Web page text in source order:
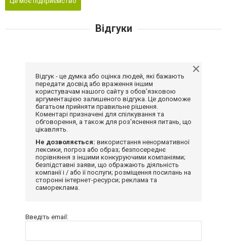
Відгуки
Відгук - це думка або оцінка людей, які бажають
передати досвід або враження іншим
користувачам нашого сайту з обов'язковою
аргументацією залишеного відгука. Це допоможе
багатьом прийняти правильне рішення.
Коментарі призначені для спілкування та
обговорення, а також для роз'яснення питань, що
цікавлять.
Не дозволяється: використання ненормативної
лексики, погроз або образ; безпосереднє
порівняння з іншими конкуруючими компаніями;
безпідставні заяви, що ображають діяльність
компанії і / або її послуги; розміщення посилань на
сторонні інтернет-ресурси; реклама та
самореклама.
Введіть email: